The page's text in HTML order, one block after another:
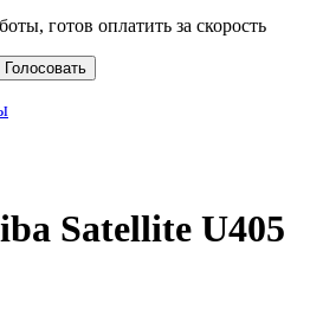
готов оплатить за скорость
Satellite U405